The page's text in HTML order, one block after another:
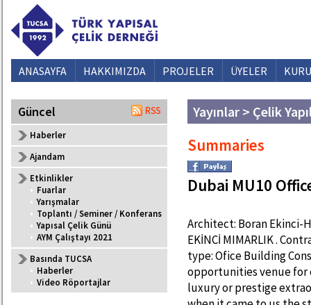
ANASAYFA HAKKIMIZDA PROJELER ÜYELER
Güncel
Haberler
Ajandam
Etkinlikler
• Fuarlar
• Yarışmalar
• Toplantı / Seminer / Konferans
• Yapısal Çelik Günü
• AYM Çalıştayı 2021
Basında TUCSA
• Haberler
• Video Röportajlar
Yayınlar > Çelik
Summaries
Dubai MU10
Architect: Boran Ekinci-
EKİNCİ MIMARLIK .
type: Ofice Building
opportunities venue
luxury or prestige